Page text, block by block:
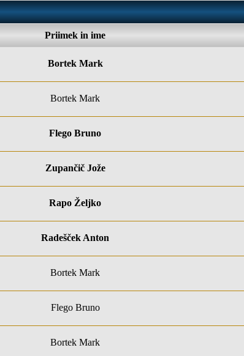
Priimek in ime
Bortek Mark
Bortek Mark
Flego Bruno
Zupančič Jože
Rapo Željko
Radešček Anton
Bortek Mark
Flego Bruno
Bortek Mark